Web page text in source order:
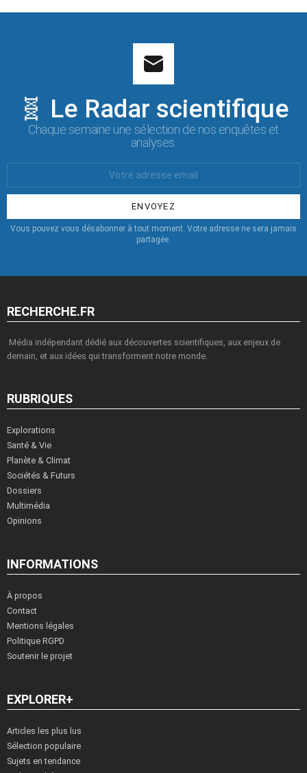
🧬 Le Radar scientifique
Chaque semaine une sélection de nos enquêtes et
analyses.
:
Vous pouvez vous désabonner à tout moment. Votre adresse ne sera jamais
partagée.
RECHERCHE.FR
Média indépendant dédié aux découvertes scientifiques, aux enjeux de
demain, et aux idées qui transforment notre monde.
RUBRIQUES
Explorations
Santé & Vie
Planète & Climat
Sociétés & Futurs
Dossiers
Multimédia
Opinions
INFORMATIONS
À propos
Contact
Mentions légales
Politique RGPD
Soutenir le projet
EXPLORER+
Articles les plus lus
Sélection populaire
Sujets en tendance